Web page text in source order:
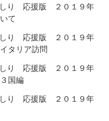
しり 応援版 ２０１９年
て
しり 応援版 ２０１９年
タリア訪問
しり 応援版 ２０１９年
国編
しり 応援版 ２０１９年